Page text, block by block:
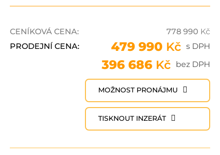
CENÍKOVÁ CENA: 778 990 Kč
PRODEJNÍ CENA:
479 990 Kč s DPH
396 686 Kč bez DPH
MOŽNOST PRONÁJMU
TISKNOUT INZERÁT